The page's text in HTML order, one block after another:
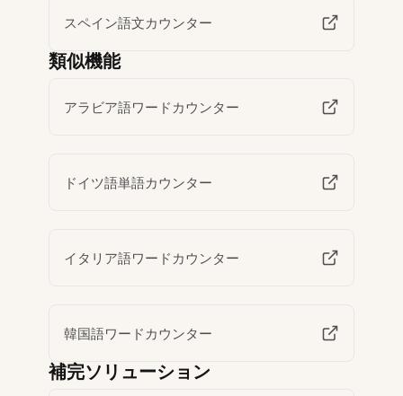
スペイン語文カウンター
類似機能
アラビア語ワードカウンター
ドイツ語単語カウンター
イタリア語ワードカウンター
韓国語ワードカウンター
補完ソリューション